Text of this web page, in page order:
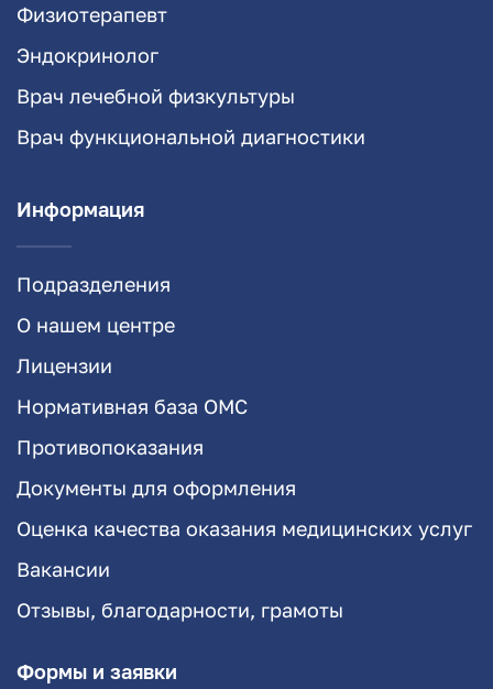
Физиотерапевт
Эндокринолог
Врач лечебной физкультуры
Врач функциональной диагностики
Информация
Подразделения
О нашем центре
Лицензии
Нормативная база ОМС
Противопоказания
Документы для оформления
Оценка качества оказания медицинских услуг
Вакансии
Отзывы, благодарности, грамоты
Формы и заявки